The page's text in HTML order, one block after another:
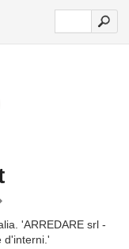
'ARREDARE srl -
d'interni.'